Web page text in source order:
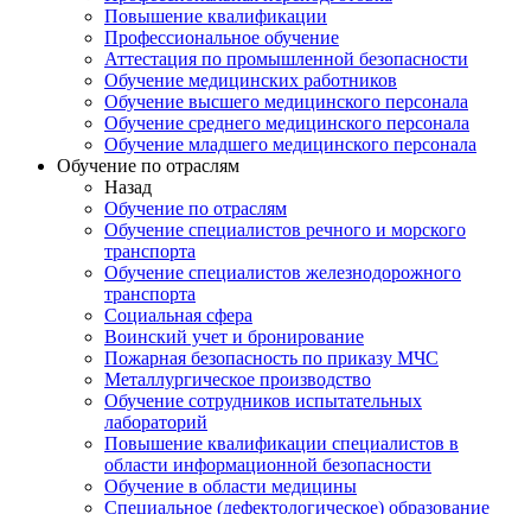
Повышение квалификации
Профессиональное обучение
Аттестация по промышленной безопасности
Обучение медицинских работников
Обучение высшего медицинского персонала
Обучение среднего медицинского персонала
Обучение младшего медицинского персонала
Обучение по отраслям
Назад
Обучение по отраслям
Обучение специалистов речного и морского
транспорта
Обучение специалистов железнодорожного
транспорта
Социальная сфера
Воинский учет и бронирование
Пожарная безопасность по приказу МЧС
Металлургическое производство
Обучение сотрудников испытательных
лабораторий
Повышение квалификации специалистов в
области информационной безопасности
Обучение в области медицины
Специальное (дефектологическое) образование